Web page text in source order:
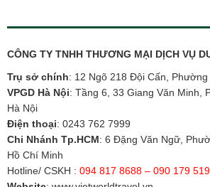
CÔNG TY TNHH THƯƠNG MẠI DỊCH VỤ
Trụ sở chính: 12 Ngõ 218 Đội Cấn,
VPGD Hà Nội: Tầng 6, 33 Giang Văn Minh,
Hà Nội
Điện thoại: 0243 762 7999
Chi Nhánh Tp.HCM: 6 Đặng Văn Ngữ,
Hồ Chí Minh
Hotline/ CSKH : 094 817 8688 – 090 179